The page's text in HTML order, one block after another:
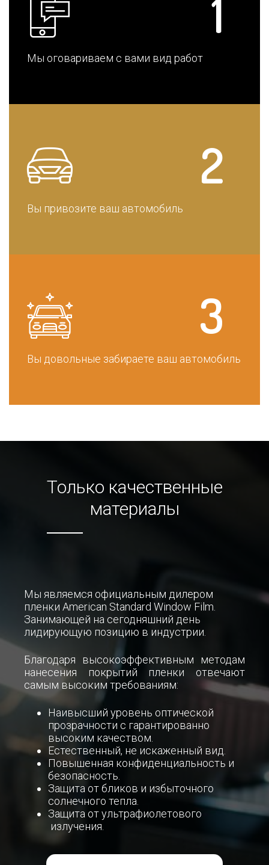
Мы оговариваем с вами вид работ
Вы привозите ваш автомобиль
Вы довольные забираете ваш автомобиль
Только качественные
материалы
Мы являемся официальным дилером
пленки American Standard Window Film.
Занимающей на сегодняшний день
лидирующую позицию в индустрии.
Благодаря высокоэффективным методам
нанесения покрытий пленки отвечают
самым высоким требованиям:
Наивысший уровень оптической
прозрачности с гарантированно
высоким качеством.
Естественный, не искаженный вид.
Повышенная конфиденциальность и
безопасность.
Защита от бликов и избыточного
солнечного тепла.
Защита от ультрафиолетового
излучения.